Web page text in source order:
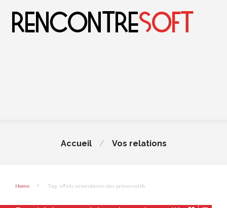
Accueil Vos relations
Home Tag: éffets sexondaires des préservatifs